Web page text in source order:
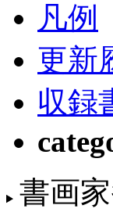
凡例
更新
収録
書画